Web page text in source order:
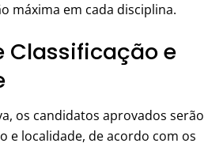
máxima em cada disciplina.
Classificação e
os candidatos aprovados serão
e localidade, de acordo com os